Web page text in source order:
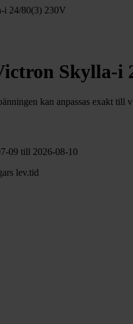
i 24/80(3) 230V
Skylla-i
kan anpassas exakt till
09 till 2026-08-10
lev.tid